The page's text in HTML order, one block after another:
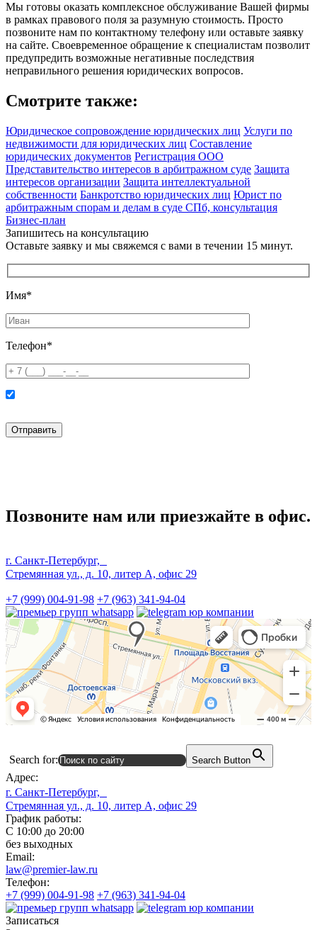
Мы готовы оказать комплексное обслуживание Вашей фирмы
в рамках правового поля за разумную стоимость. Просто
позвоните нам по контактному телефону или оставьте заявку
на сайте. Своевременное обращение к специалистам позволит
предупредить возможные негативные последствия
неправильного решения юридических вопросов.
Смотрите также:
Юридическое сопровождение юридических лиц Услуги по
недвижимости для юридических лиц Составление
юридических документов Регистрация ООО
Представительство интересов в арбитражном суде Защита
интересов организации Защита интеллектуальной
собственности Банкротство юридических лиц Юрист по
арбитражным спорам и делам в суде СПб, консультация
Бизнес-план
Запишитесь на консультацию
Оставьте заявку и мы свяжемся с вами в течении 15 минут.
Имя*
Телефон*
Позвоните нам или приезжайте в офис.
г. Санкт-Петербург,
Стремянная ул., д. 10, литер А, офис 29
+7 (999) 004-91-98 +7 (963) 341-94-04
Search for: Search Button
Адрес:
г. Санкт-Петербург,
Стремянная ул., д. 10, литер А, офис 29
График работы:
С 10:00 до 20:00
без выходных
Email:
law@premier-law.ru
Телефон:
+7 (999) 004-91-98 +7 (963) 341-94-04
Записаться